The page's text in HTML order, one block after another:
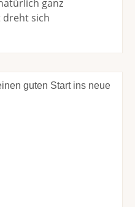
ganz
sich